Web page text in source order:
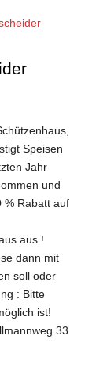
Speisen
Jahr
und
% Rabatt auf
aus !
dann mit
soll oder
: Bitte
ist!
33